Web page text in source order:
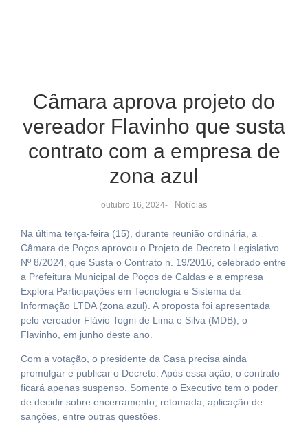
Câmara aprova projeto do
vereador Flavinho que susta
contrato com a empresa de
zona azul
outubro 16, 2024- Notícias
Na última terça-feira (15), durante reunião ordinária, a
Câmara de Poços aprovou o Projeto de Decreto Legislativo
Nº 8/2024, que Susta o Contrato n. 19/2016, celebrado entre
a Prefeitura Municipal de Poços de Caldas e a empresa
Explora Participações em Tecnologia e Sistema da
Informação LTDA (zona azul). A proposta foi apresentada
pelo vereador Flávio Togni de Lima e Silva (MDB), o
Flavinho, em junho deste ano.
Com a votação, o presidente da Casa precisa ainda
promulgar e publicar o Decreto. Após essa ação, o contrato
ficará apenas suspenso. Somente o Executivo tem o poder
de decidir sobre encerramento, retomada, aplicação de
sanções, entre outras questões.